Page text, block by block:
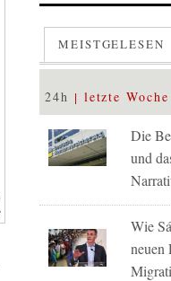
MEISTGELESEN
24h letzte Woche
Die
und
Wie
neuen